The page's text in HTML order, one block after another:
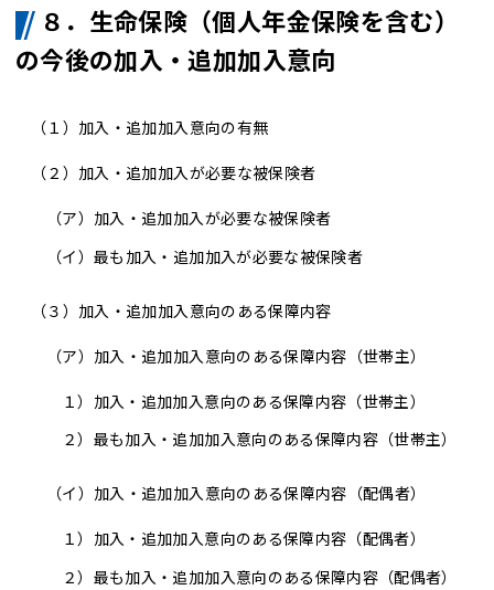
８．生命保険（個人年金保険を含む）
の今後の加入・追加加入意向
（１） 加入・追加加入意向の有無
（２）加入・追加加入が必要な被保険者
（ア） 加入・追加加入が必要な被保険者
（イ）最も加入・追加加入が必要な被保険者
（３）加入・追加加入意向のある保障内容
（ア）加入・追加加入意向のある保障内容（世帯主）
１） 加入・追加加入意向のある保障内容（世帯主）
２） 最も加入・追加加入意向のある保障内容（世帯主）
（イ）加入・追加加入意向のある保障内容（配偶者）
１） 加入・追加加入意向のある保障内容（配偶者）
２） 最も加入・追加加入意向のある保障内容（配偶者）